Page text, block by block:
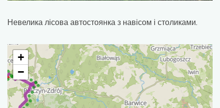
Невелика лісова автостоянка з навісом і столиками.
+
−